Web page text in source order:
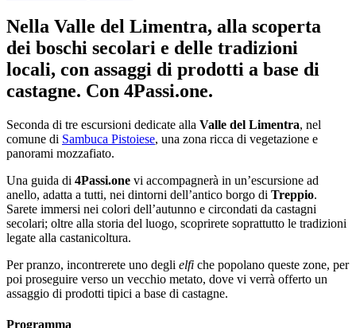
Nella Valle del Limentra, alla scoperta
dei boschi secolari e delle tradizioni
locali, con assaggi di prodotti a base di
castagne. Con 4Passi.one.
Seconda di tre escursioni dedicate alla Valle del Limentra, nel
comune di Sambuca Pistoiese, una zona ricca di vegetazione e
panorami mozzafiato.
Una guida di 4Passi.one vi accompagnerà in un’escursione ad
anello, adatta a tutti, nei dintorni dell’antico borgo di Treppio.
Sarete immersi nei colori dell’autunno e circondati da castagni
secolari; oltre alla storia del luogo, scoprirete soprattutto le tradizioni
legate alla castanicoltura.
Per pranzo, incontrerete uno degli elfi che popolano queste zone, per
poi proseguire verso un vecchio metato, dove vi verrà offerto un
assaggio di prodotti tipici a base di castagne.
Programma